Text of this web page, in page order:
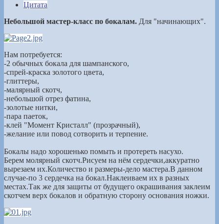
Цитата
Небольшой мастер-класс по бокалам. Для "начинающих".
Нам потребуется:
-2 обычных бокала для шампанского,
-спрей-краска золотого цвета,
-глиттеры,
-малярный скотч,
-небольшой отрез фатина,
-золотые нитки,
-пара паеток,
-клей "Момент Кристалл" (прозрачный),
-желание или повод сотворить и терпение.
Бокалы надо хорошенько помыть и протереть насухо.
Берем молярный скотч.Рисуем на нём сердечки,аккуратно
вырезаем их.Количество и размеры-дело мастера.В данном
случае-по 3 сердечка на бокал.Наклеиваем их в разных
местах.Так же для защиты от будущего окрашивания заклеим
скотчем верх бокалов и обратную сторону основания ножки.